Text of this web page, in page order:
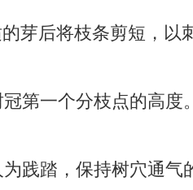
芽后将枝条剪短，以
第一个分枝点的高度
践踏，保持树穴通气